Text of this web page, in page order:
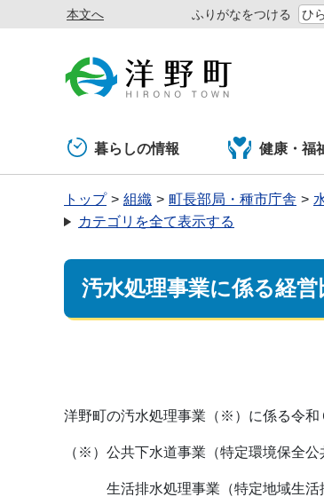
本文へ ふりがなをつける ひ
暮らしの情報 健康・福
トップ 組織 町長部局・種市庁舎
カテゴリを全て表示する
汚水処理事業に係る経営
洋野町の汚水処理事業（※）に係る令和
（※）公共下水道事業（特定環境保全公
生活排水処理事業（特定地域生活